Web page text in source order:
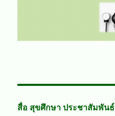
สื่อ สุขศึกษา ประชาสัมพันธ์